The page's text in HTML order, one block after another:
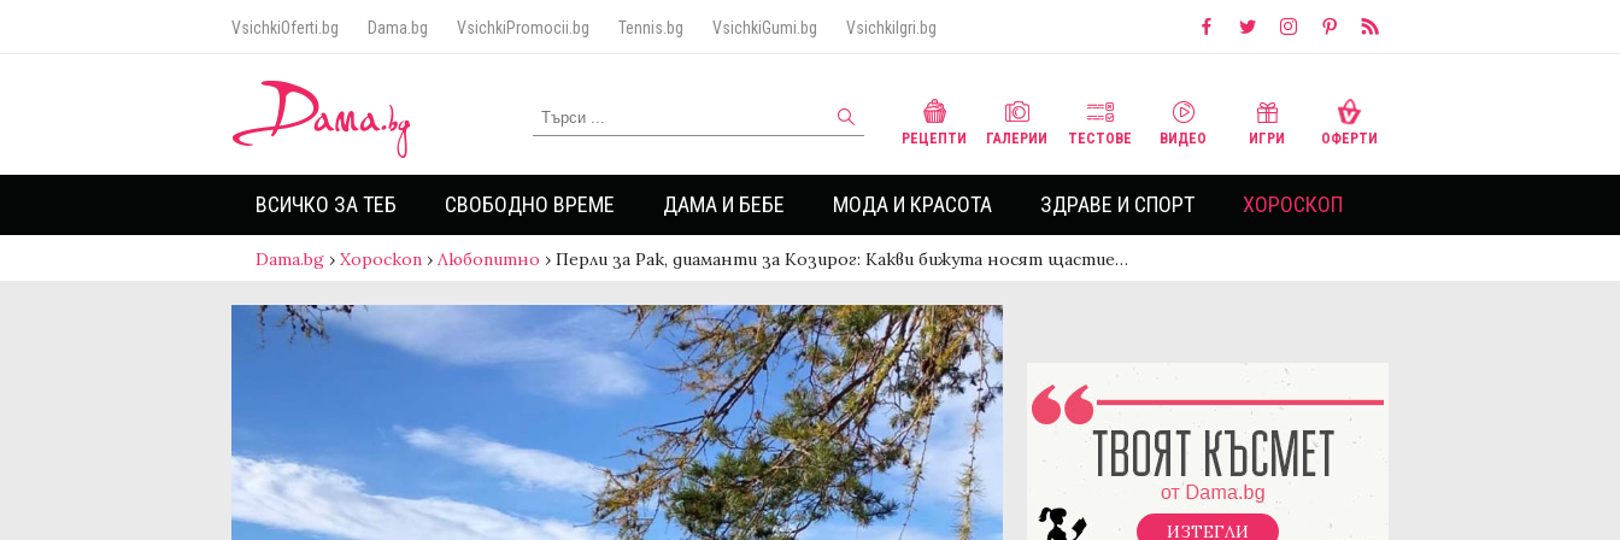
VsichkiOferti.bg Dama.bg VsichkiPromocii.bg Tennis.bg VsichkiGumi.bg VsichkiIgri.bg
РЕЦЕПТИ ГАЛЕРИИ ТЕСТОВЕ ВИДЕО ИГРИ ОФЕРТИ
ВСИЧКО ЗА ТЕБ СВОБОДНО ВРЕМЕ ДАМА И БЕБЕ МОДА И КРАСОТА ЗДРАВЕ И СПОРТ ХОРОСКОП
Dama.bg › Хороскоп › Любопитно › Перли за Рак, диаманти за Козирог: Какви бижута носят щастие…
ИЗТЕГЛИ